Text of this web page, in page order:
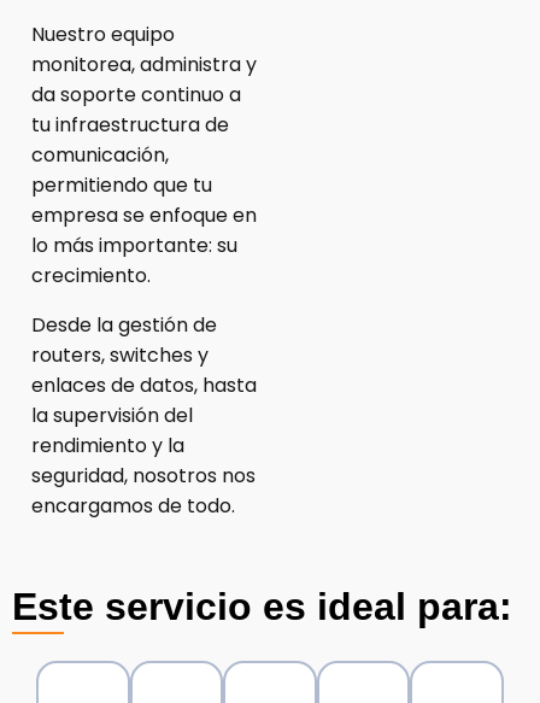
Nuestro equipo
monitorea, administra y
da soporte continuo a
tu infraestructura de
comunicación,
permitiendo que tu
empresa se enfoque en
lo más importante: su
crecimiento.
Desde la gestión de
routers, switches y
enlaces de datos, hasta
la supervisión del
rendimiento y la
seguridad, nosotros nos
encargamos de todo.
Este servicio es ideal para: